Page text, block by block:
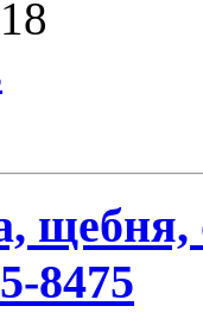
щебня,
8475